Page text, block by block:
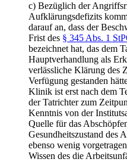
c) Bezüglich der
Aufklärungsdefizits
darauf an, dass der
Frist des § 345 Abs. 1
bezeichnet hat, das dem
Hauptverhandlung als
verlässliche Klärung des
Verfügung gestanden
Klinik ist erst nach dem
der Tatrichter zum
Kenntnis von der
Quelle für das
Gesundheitszustand des
ebenso wenig
Wissen des die